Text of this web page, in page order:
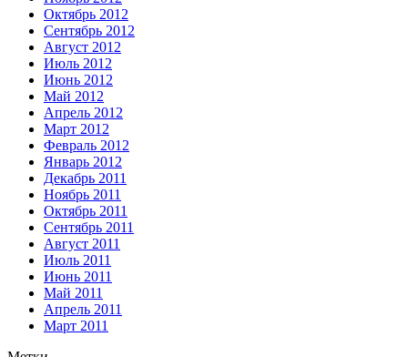
Октябрь 2012
Сентябрь 2012
Август 2012
Июль 2012
Июнь 2012
Май 2012
Апрель 2012
Март 2012
Февраль 2012
Январь 2012
Декабрь 2011
Ноябрь 2011
Октябрь 2011
Сентябрь 2011
Август 2011
Июль 2011
Июнь 2011
Май 2011
Апрель 2011
Март 2011